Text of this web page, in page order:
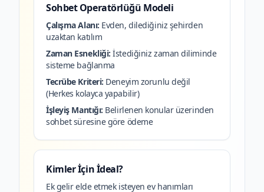
Sohbet Operatörlüğü Modeli
Çalışma Alanı: Evden, dilediğiniz şehirden
uzaktan katılım
Zaman Esnekliği: İstediğiniz zaman diliminde
sisteme bağlanma
Tecrübe Kriteri: Deneyim zorunlu değil
(Herkes kolayca yapabilir)
İşleyiş Mantığı: Belirlenen konular üzerinden
sohbet süresine göre ödeme
Kimler İçin İdeal?
Ek gelir elde etmek isteyen ev hanımları